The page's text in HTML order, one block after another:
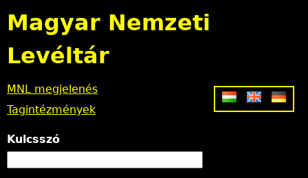
Jump to navigation
Magyar Nemzeti
Levéltár
Kulcsszó
MNL megjelenés
Tagintézmények